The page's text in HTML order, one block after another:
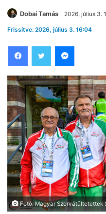
Dobai Tamás 2026, július 3.
Frissítve: 2026, július 3. 16:04
Fotó: Magyar Szervátültetettek